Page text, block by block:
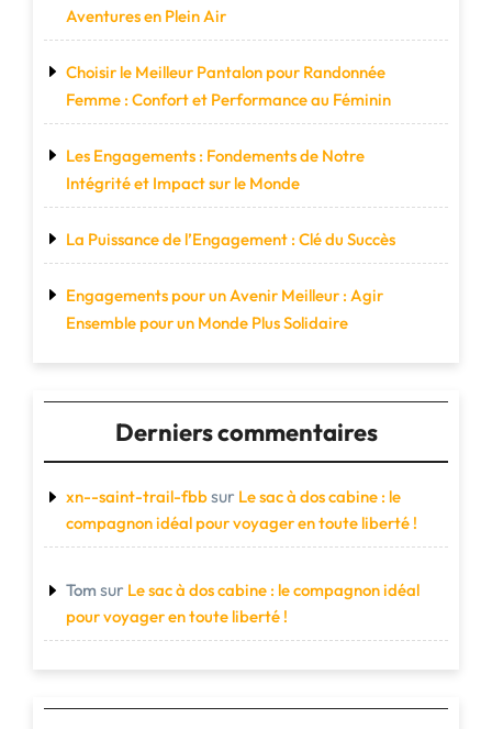
Aventures en Plein Air
Choisir le Meilleur Pantalon pour Randonnée
Femme : Confort et Performance au Féminin
Les Engagements : Fondements de Notre
Intégrité et Impact sur le Monde
La Puissance de l’Engagement : Clé du Succès
Engagements pour un Avenir Meilleur : Agir
Ensemble pour un Monde Plus Solidaire
Derniers commentaires
xn--saint-trail-fbbsur Le sac à dos cabine : le
compagnon idéal pour voyager en toute liberté !
Tom sur Le sac à dos cabine : le compagnon idéal
pour voyager en toute liberté !